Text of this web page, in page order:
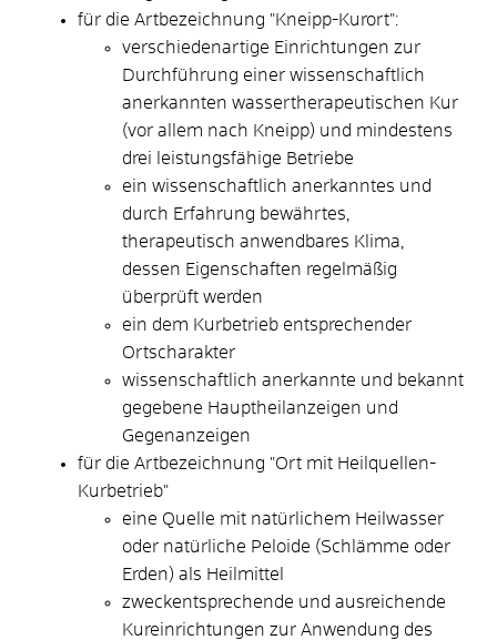
für die Artbezeichnung "Kneipp-Kurort":
verschiedenartige Einrichtungen zur
Durchführung einer wissenschaftlich
anerkannten wassertherapeutischen Kur
(vor allem nach Kneipp) und mindestens
drei leistungsfähige Betriebe
ein wissenschaftlich anerkanntes und
durch Erfahrung bewährtes,
therapeutisch anwendbares Klima,
dessen Eigenschaften regelmäßig
überprüft werden
ein dem Kurbetrieb entsprechender
Ortscharakter
wissenschaftlich anerkannte und bekannt
gegebene Hauptheilanzeigen und
Gegenanzeigen
für die Artbezeichnung "Ort mit Heilquellen-
Kurbetrieb"
eine Quelle mit natürlichem Heilwasser
oder natürliche Peloide (Schlämme oder
Erden) als Heilmittel
zweckentsprechende und ausreichende
Kureinrichtungen zur Anwendung des